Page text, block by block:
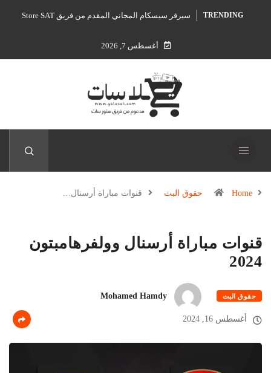
TRENDING سيرفر سيسكام المجاني المقدم من فريق Store SAT
أغسطس 7, 2026
Home حقوق البث قنوات مباراة أرسنال…
قنوات مباراة أرسنال وولفرهامبتون
2024
حقوق البث Mohamed Hamdy
أغسطس 16, 2024